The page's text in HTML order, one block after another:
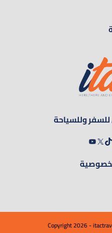
وللسياحة
Copyright 2026 -